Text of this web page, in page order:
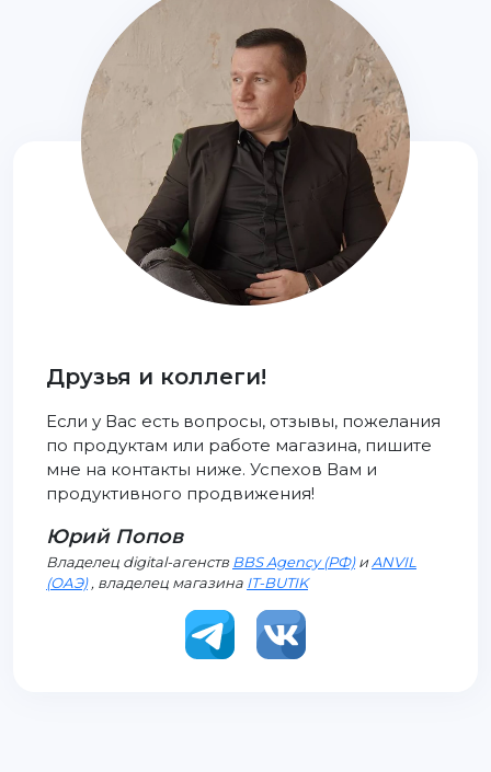
Друзья и коллеги!
Если у Вас есть вопросы, отзывы, пожелания
по продуктам или работе магазина, пишите
мне на контакты ниже. Успехов Вам и
продуктивного продвижения!
Юрий Попов
Владелец digital-агенств BBS Agency (РФ)иANVIL
(ОАЭ), владелец магазина IT-BUTIK